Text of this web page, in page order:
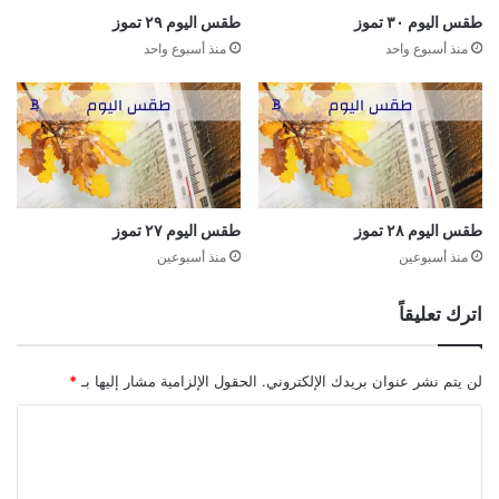
طقس اليوم ٣٠ تموز
منذ أسبوع واحد
طقس اليوم ٢٩ تموز
منذ أسبوع واحد
طقس اليوم ٢٨ تموز
منذ أسبوعين
طقس اليوم ٢٧ تموز
منذ أسبوعين
اترك تعليقاً
لن يتم نشر عنوان بريدك الإلكتروني. الحقول الإلزامية مشار إليها بـ *